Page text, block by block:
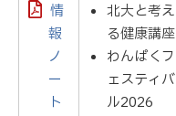
情
報
ノ
ー
ト
北大と考え
る健康講座
わんぱくフ
ェスティバ
ル2026